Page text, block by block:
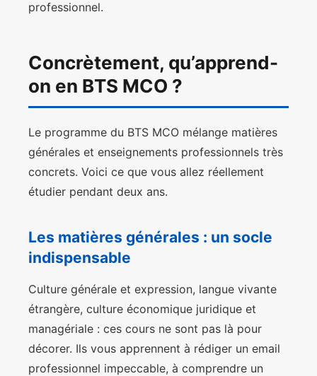
professionnel.
Concrètement, qu’apprend-
on en BTS MCO ?
Le programme du BTS MCO mélange matières
générales et enseignements professionnels très
concrets. Voici ce que vous allez réellement
étudier pendant deux ans.
Les matières générales : un socle
indispensable
Culture générale et expression, langue vivante
étrangère, culture économique juridique et
managériale : ces cours ne sont pas là pour
décorer. Ils vous apprennent à rédiger un email
professionnel impeccable, à comprendre un